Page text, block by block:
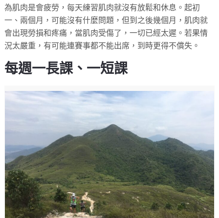
為肌肉是會疲勞，每天練習肌肉就沒有放鬆和休息。起初
一、兩個月，可能沒有什麼問題，但到之後幾個月，肌肉就
會出現勞損和疼痛，當肌肉受傷了，一切已經太遲。若果情
況太嚴重，有可能連賽事都不能出席，到時更得不償失。
每週一長課、一短課